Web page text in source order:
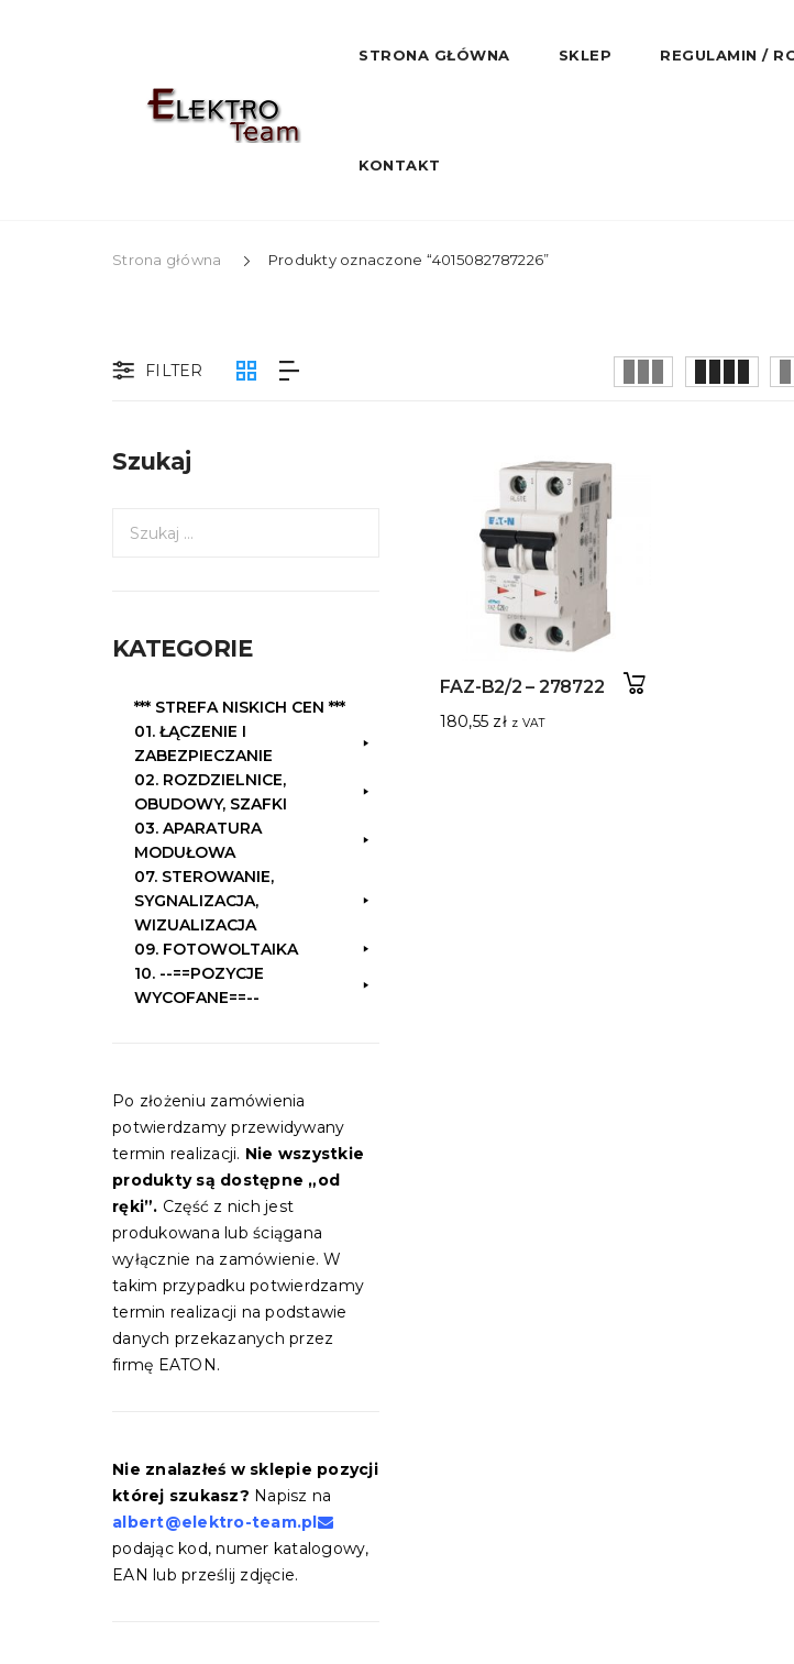
STRONA GŁÓWNA SKLEP REGULAMIN /
KONTAKT
Strona główna Produkty oznaczone “4015082787226”
FILTER
Szukaj
jKATEGORIE
*** STREFA NISKICH CEN ***
01. ŁĄCZENIE I
ZABEZPIECZANIE
02. ROZDZIELNICE,
OBUDOWY, SZAFKI
03. APARATURA
MODUŁOWA
07. STEROWANIE,
SYGNALIZACJA,
WIZUALIZACJA
09. FOTOWOLTAIKA
10. --==POZYCJE
WYCOFANE==--
Po złożeniu zamówienia
potwierdzamy przewidywany
termin realizacji. Nie wszystkie
produkty są dostępne „od
ręki”. Część z nich jest
produkowana lub ściągana
wyłącznie na zamówienie. W
takim przypadku potwierdzamy
termin realizacji na podstawie
danych przekazanych przez
firmę EATON.
Nie znalazłeś w sklepie pozycji
której szukasz? Napisz na
albert@elektro-team.pl
podając kod, numer katalogowy,
EAN lub prześlij zdjęcie.
FAZ-B2/2 – 278722
180,55 zł z VAT